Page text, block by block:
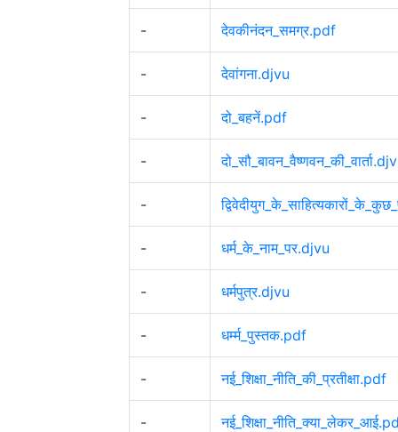
- देवकीनंदन_समग्र.pdf
- देवांगना.djvu
- दो_बहनें.pdf
-
-
- धर्म_के_नाम_पर.djvu
- धर्मपुत्र.djvu
- धर्म्म_पुस्तक.pdf
- नई_शिक्षा_नीति_की_प्रतीक्षा.pdf
-